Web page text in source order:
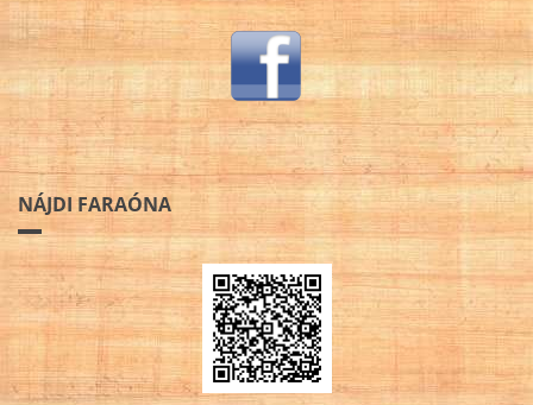
NÁJDI FARAÓNA